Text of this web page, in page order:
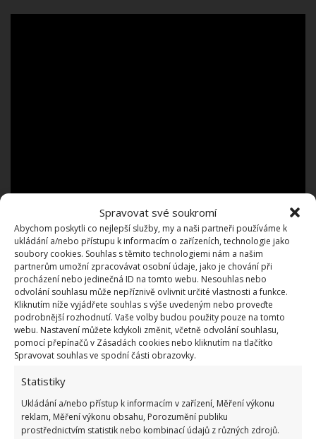
Spravovat své soukromí
Abychom poskytli co nejlepší služby, my a naši partneři používáme k
ukládání a/nebo přístupu k informacím o zařízeních, technologie jako
soubory cookies. Souhlas s těmito technologiemi nám a našim
partnerům umožní zpracovávat osobní údaje, jako je chování při
procházení nebo jedinečná ID na tomto webu. Nesouhlas nebo
odvolání souhlasu může nepříznivě ovlivnit určité vlastnosti a funkce.
Kliknutím níže vyjádřete souhlas s výše uvedeným nebo proveďte
podrobnější rozhodnutí. Vaše volby budou použity pouze na tomto
webu. Nastavení můžete kdykoli změnit, včetně odvolání souhlasu,
pomocí přepínačů v Zásadách cookies nebo kliknutím na tlačítko
Spravovat souhlas ve spodní části obrazovky.
Statistiky
Ukládání a/nebo přístup k informacím v zařízení, Měření výkonu
reklam, Měření výkonu obsahu, Porozumění publiku
prostřednictvím statistik nebo kombinací údajů z různých zdrojů.
Maxine pracovala částečně i jako manažerka,
projektantka a řemeslník. A proměna zchátralého
domu se podařila. Z tmavých místností vznikly
světlo a vzdušnost.
Maxine asi 1,6 milionu koruna ještě zbývají práce
asi za 300 tisíc korun. Před koupí domu žila v